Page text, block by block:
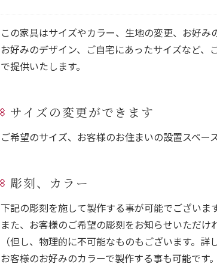
この家具はサイズやカラー、生地の変更、お好
お好みのデザイン、ご自宅にあったサイズなど
で提供いたします。
サイズの変更ができます
ご希望のサイズ、お客様のお住まいの設置スペー
彫刻、カラー
下記の彫刻を施して製作する事が可能でございます
また、お客様のご希望の彫刻をお知らせいただけ
（但し、物理的に不可能なものもございます。詳
お客様のお好みのカラーで製作する事も可能です。